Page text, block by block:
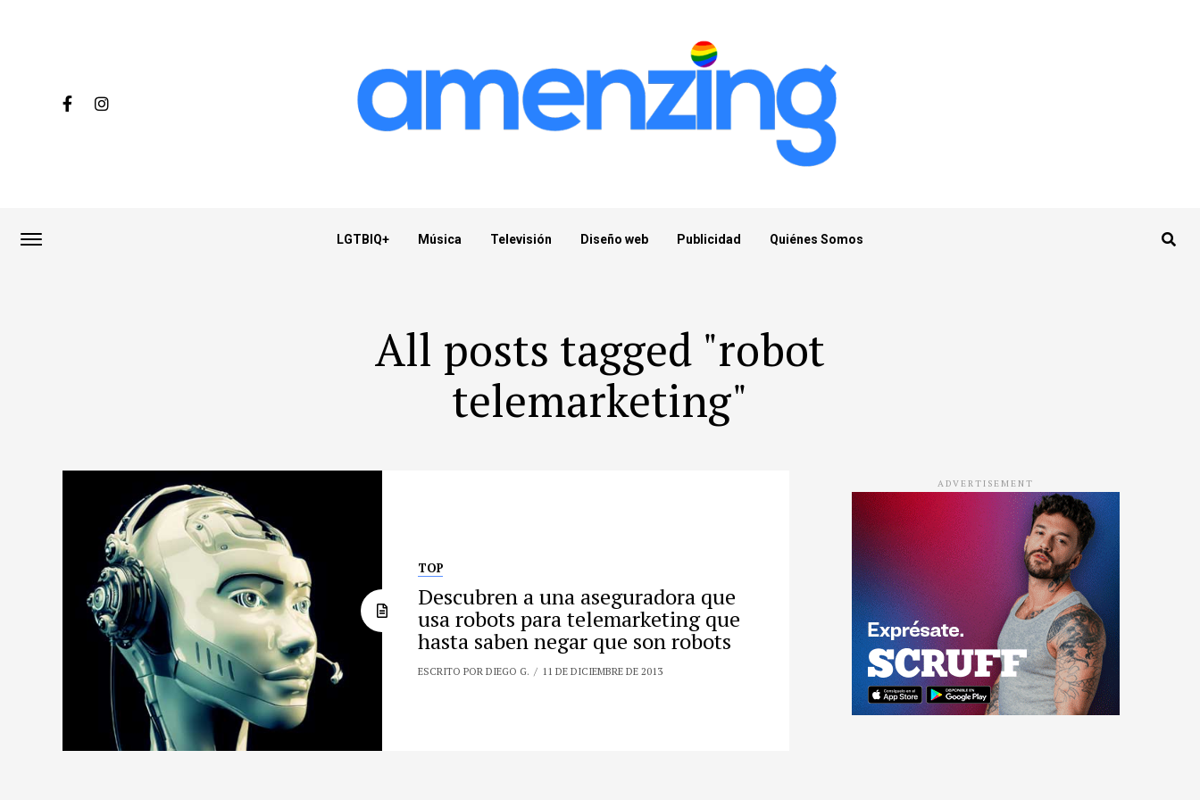
LGTBIQ+ Música Televisión Diseño web Publicidad Quiénes Somos
All posts tagged "robot
telemarketing"
TOP
Descubren a una aseguradora que
usa robots para telemarketing que
hasta saben negar que son robots
ESCRITO POR DIEGO G. 11 DE DICIEMBRE DE 2013
ADVERTISEMENT